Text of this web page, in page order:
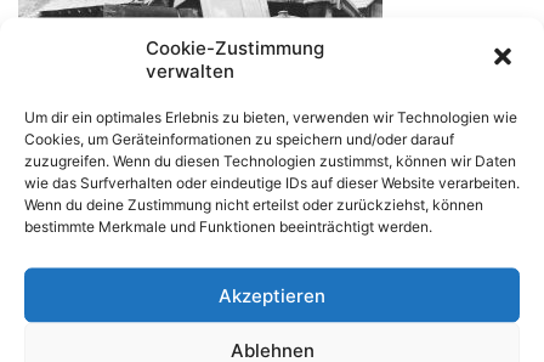
Cookie-Zustimmung
verwalten
Um dir ein optimales Erlebnis zu bieten, verwenden wir Technologien wie
Cookies, um Geräteinformationen zu speichern und/oder darauf
zuzugreifen. Wenn du diesen Technologien zustimmst, können wir Daten
wie das Surfverhalten oder eindeutige IDs auf dieser Website verarbeiten.
Wenn du deine Zustimmung nicht erteilst oder zurückziehst, können
bestimmte Merkmale und Funktionen beeinträchtigt werden.
Akzeptieren
Ablehnen
Impressum